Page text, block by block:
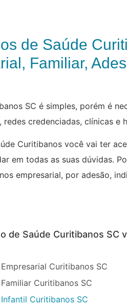
de Saúde
Familiar,
SC é simples, porém é
credenciadas, clínicas e
Curitibanos você vai ter
em todas as suas dúvidas.
empresarial, por adesão,
de Saúde Curitibanos SC
Curitibanos SC
Curitibanos SC
Curitibanos SC